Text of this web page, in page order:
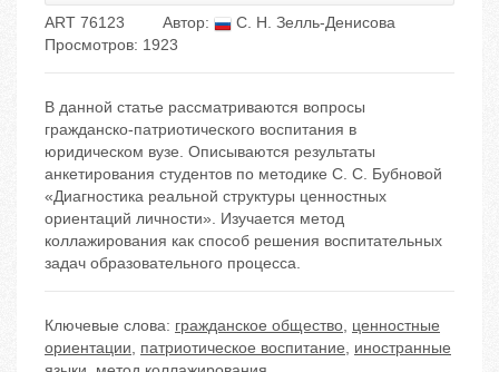
ART 76123 Автор:
С. Н. Зелль-Денисова
Просмотров: 1923
В данной статье рассматриваются вопросы
гражданско-патриотического воспитания в
юридическом вузе. Описываются результаты
анкетирования студентов по методике С. С. Бубновой
«Диагностика реальной структуры ценностных
ориентаций личности». Изучается метод
коллажирования как способ решения воспитательных
задач образовательного процесса.
Ключевые слова: гражданское общество, ценностные
ориентации, патриотическое воспитание, иностранные